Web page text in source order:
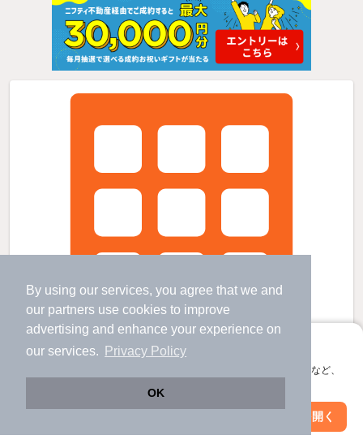
By using our services, you agree that we and
our partners use cookies to improve
advertising and enhance your experience on
our services.
Privacy Policy
OK
アプリに切り替えて、サクサクお部屋探し
会員登録なしですぐ使える。マップ検索やお気に入り保存など、
アプリを開く
絞り込み条件を変更